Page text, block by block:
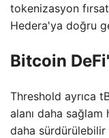
tokenizasyon
Hedera'ya doğru
Bitcoin
Threshold ayrıca
alanı daha
daha sürdürülebilir